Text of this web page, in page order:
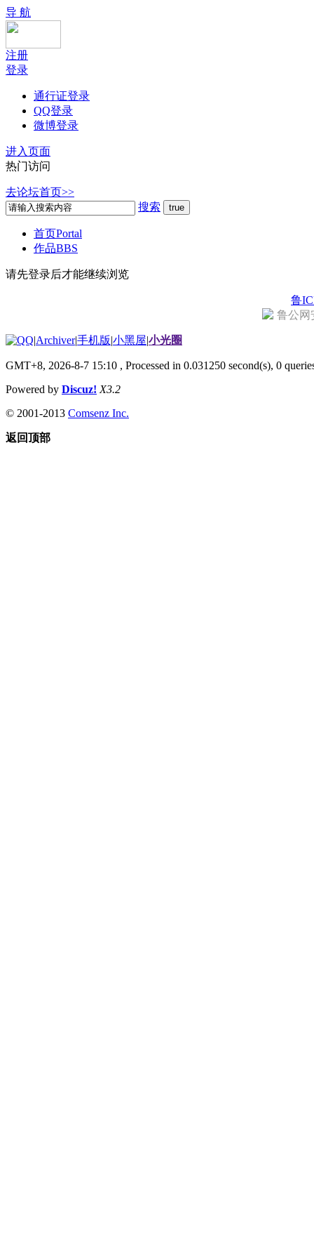
导 航
注册
登录
通行证登录
QQ登录
微博登录
进入页面
热门访问
去论坛首页>>
搜索
首页Portal
作品BBS
请先登录后才能继续浏览
鲁
鲁公网
|Archiver|手机版|小黑屋|小光圈
GMT+8, 2026-8-7 15:10 , Processed in 0.031250 second(s), 0
Powered by Discuz! X3.2
© 2001-2013 Comsenz Inc.
返回顶部